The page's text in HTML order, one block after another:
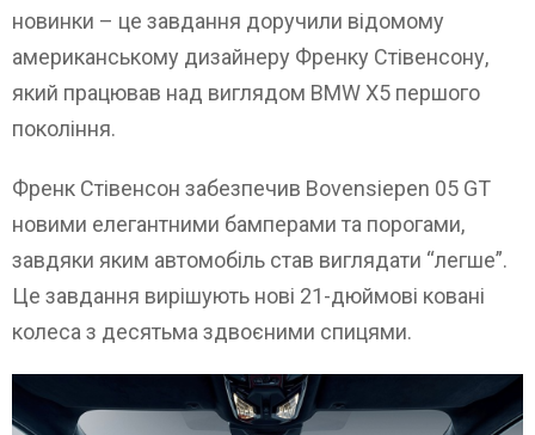
новинки – це завдання доручили відомому
американському дизайнеру Френку Стівенсону,
який працював над виглядом BMW X5 першого
покоління.
Френк Стівенсон забезпечив Bovensiepen 05 GT
новими елегантними бамперами та порогами,
завдяки яким автомобіль став виглядати “легше”.
Це завдання вирішують нові 21-дюймові ковані
колеса з десятьма здвоєними спицями.